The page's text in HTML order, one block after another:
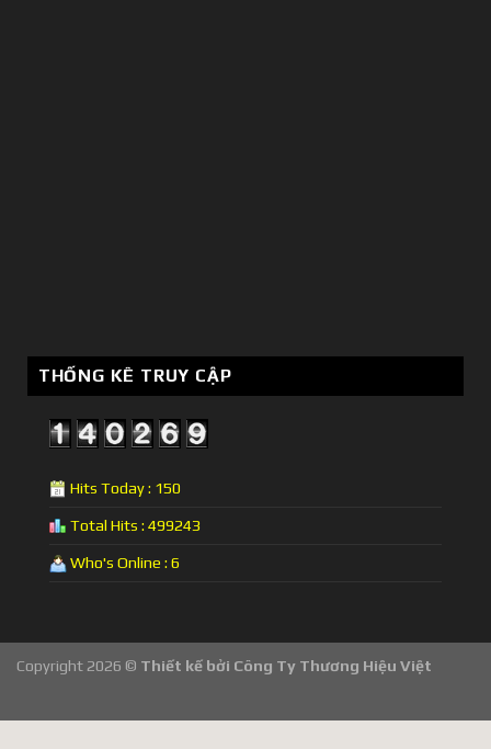
THỐNG KÊ TRUY CẬP
Hits Today : 150
Total Hits : 499243
Who's Online : 6
Copyright 2026 © Thiết kế bởi Công Ty Thương Hiệu Việt